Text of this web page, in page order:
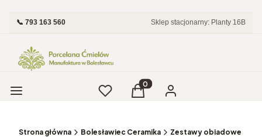
📞 793 163 560 Sklep stacjonarny: Planty 16B
Menu UlubioneProdukty w koszyku: 0.
Koszyk Zaloguj się
Strona główna Bolesławiec Ceramika Zestawy obiadowe i